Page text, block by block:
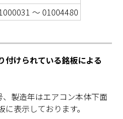
～ 01004480
付けられている銘板による
製造年はエアコン本体下面
表示しております。